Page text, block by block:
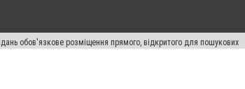
обов'язкове розміщення прямого, відкритого для пошукових